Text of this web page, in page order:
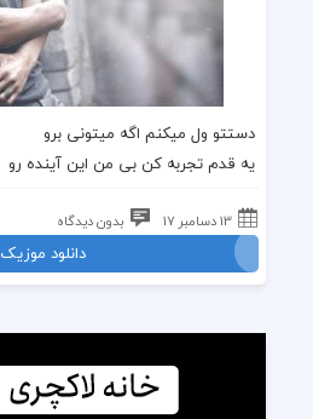
دستتو ول میکنم اگه میتونی برو
یه قدم تجربه کن بی من این آینده رو
13 دسامبر 17 بدون دیدگاه
دانلود موزیک